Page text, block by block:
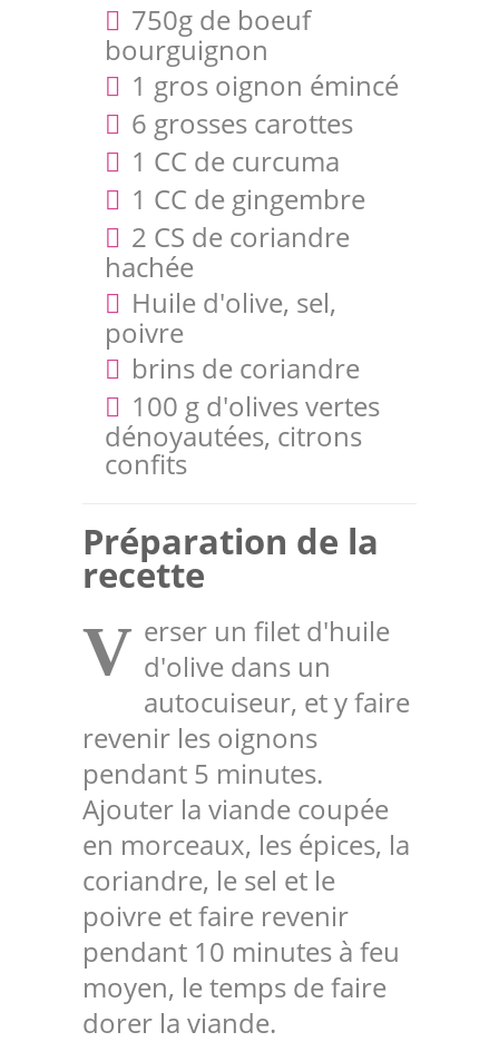
750g de boeuf
bourguignon
1 gros oignon émincé
6 grosses carottes
1 CC de curcuma
1 CC de gingembre
2 CS de coriandre
hachée
Huile d'olive, sel,
poivre
brins de coriandre
100 g d'olives vertes
dénoyautées, citrons
confits
Préparation de la
recette
V erser un filet d'huile
d'olive dans un
autocuiseur, et y faire
revenir les oignons
pendant 5 minutes.
Ajouter la viande coupée
en morceaux, les épices, la
coriandre, le sel et le
poivre et faire revenir
pendant 10 minutes à feu
moyen, le temps de faire
dorer la viande.